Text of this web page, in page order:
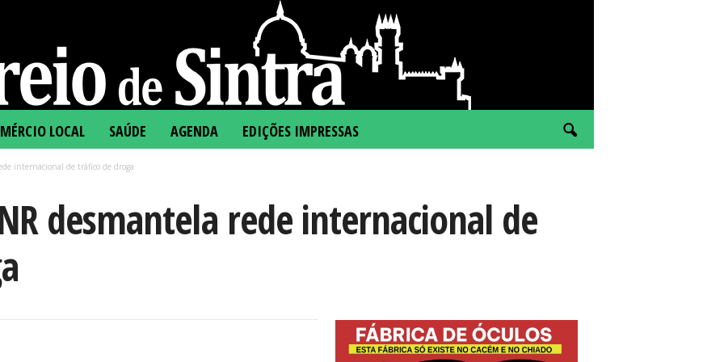
LOCAL SAÚDE AGENDA EDIÇÕES IMPRESSAS
internacional de tráfico de droga
desmantela rede internacional de